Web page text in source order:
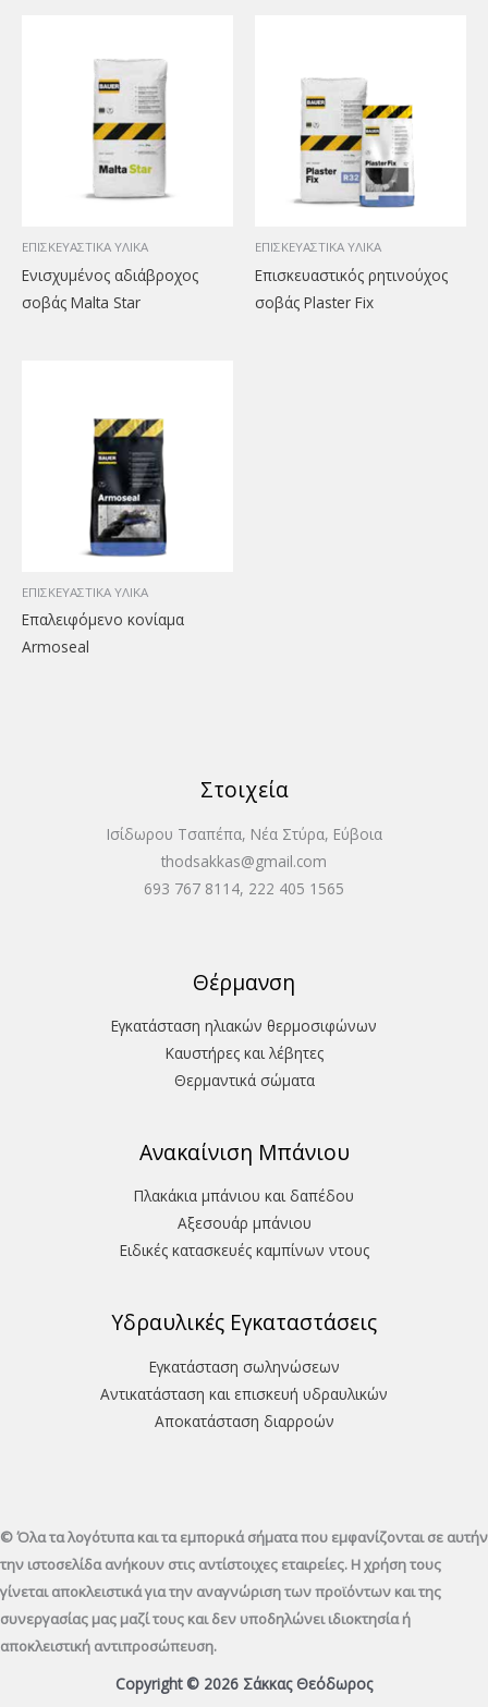
ΕΠΙΣΚΕΥΑΣΤΙΚΑ ΥΛΙΚΑ
Ενισχυμένος αδιάβροχος
σοβάς Malta Star
ΕΠΙΣΚΕΥΑΣΤΙΚΑ ΥΛΙΚΑ
Επισκευαστικός ρητινούχος
σοβάς Plaster Fix
ΕΠΙΣΚΕΥΑΣΤΙΚΑ ΥΛΙΚΑ
Επαλειφόμενο κονίαμα
Armoseal
Στοιχεία
Ισίδωρου Τσαπέπα, Νέα Στύρα, Εύβοια
thodsakkas@gmail.com
693 767 8114, 222 405 1565
Θέρμανση
Εγκατάσταση ηλιακών θερμοσιφώνων
Καυστήρες και λέβητες
Θερμαντικά σώματα
Ανακαίνιση Μπάνιου
Πλακάκια μπάνιου και δαπέδου
Aξεσουάρ μπάνιου
Ειδικές κατασκευές καμπίνων ντους
Υδραυλικές Εγκαταστάσεις
Εγκατάσταση σωληνώσεων
Αντικατάσταση και επισκευή υδραυλικών
Aποκατάσταση διαρροών
© Όλα τα λογότυπα και τα εμπορικά σήματα που εμφανίζονται σε αυτήν
την ιστοσελίδα ανήκουν στις αντίστοιχες εταιρείες. Η χρήση τους
γίνεται αποκλειστικά για την αναγνώριση των προϊόντων και της
συνεργασίας μας μαζί τους και δεν υποδηλώνει ιδιοκτησία ή
αποκλειστική αντιπροσώπευση.
Copyright © 2026 Σάκκας Θεόδωρος